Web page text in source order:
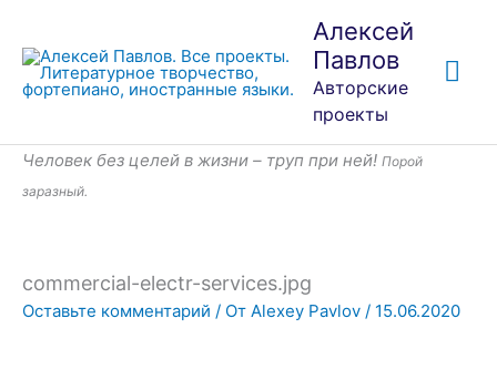
содержимому
Алексей
Павлов
Авторские
проекты
Человек без целей в жизни – труп при ней! Порой
заразный.
commercial-electr-services.jpg
Оставьте комментарий / От Alexey Pavlov / 15.06.2020